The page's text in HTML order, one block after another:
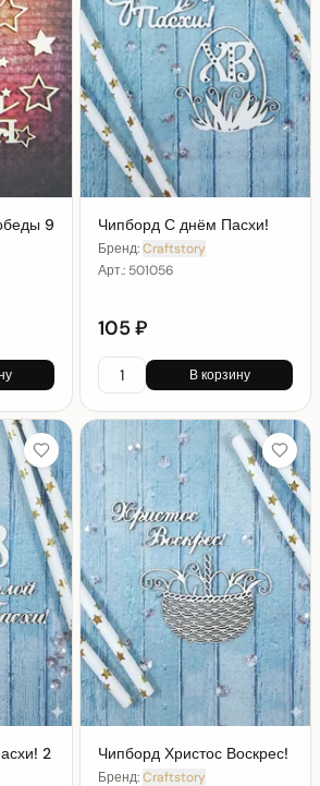
9
Чипборд С днём Пасхи!
Бренд:Craftstory
Арт.: 501056
105 ₽
В корзину
2 Чипборд Христос Воскрес!
Бренд:Craftstory